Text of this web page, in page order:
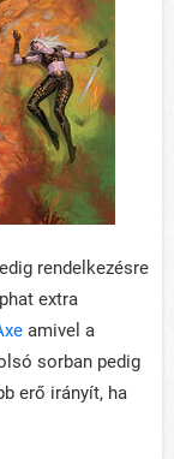
rendelkezésre
extra
amivel a
sorban pedig
erő irányít, ha